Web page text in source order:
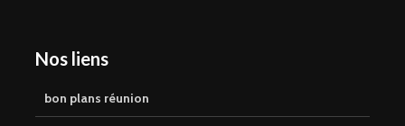
Nos liens
bon plans réunion